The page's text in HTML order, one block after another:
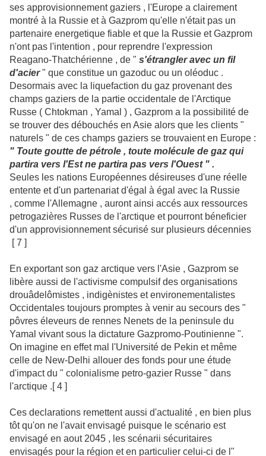
ses approvisionnement gaziers , l'Europe a clairement
montré à la Russie et à Gazprom qu'elle n'était pas un
partenaire energetique fiable et que la Russie et Gazprom
n'ont pas l'intention , pour reprendre l'expression
Reagano-Thatchérienne , de " s'étrangler avec un fil
d'acier" que constitue un gazoduc ou un oléoduc .
Desormais avec la liquefaction du gaz provenant des
champs gaziers de la partie occidentale de l'Arctique
Russe ( Chtokman , Yamal ) , Gazprom a la possibilité de
se trouver des débouchés en Asie alors que les clients "
naturels " de ces champs gaziers se trouvaient en Europe :
" Toute goutte de pétrole , toute molécule de gaz qui
partira vers l'Est ne partira pas vers l'Ouest " .
Seules les nations Européennes désireuses d'une réelle
entente et d'un partenariat d'égal à égal avec la Russie
, comme l'Allemagne , auront ainsi accés aux ressources
petrogazières Russes de l'arctique et pourront béneficier
d'un approvisionnement sécurisé sur plusieurs décennies
[ 7 ]
En exportant son gaz arctique vers l'Asie , Gazprom se
libère aussi de l'activisme compulsif des organisations
drouâdelômistes , indigènistes et environementalistes
Occidentales toujours promptes à venir au secours des "
pôvres éleveurs de rennes Nenets de la peninsule du
Yamal vivant sous la dictature Gazpromo-Poutinienne ".
On imagine en effet mal l'Université de Pekin et même
celle de New-Delhi allouer des fonds pour une étude
d'impact du " colonialisme petro-gazier Russe " dans
l'arctique .[ 4 ]
Ces declarations remettent aussi d'actualité , en bien plus
tôt qu'on ne l'avait envisagé puisque le scénario est
envisagé en aout 2045 , les scénarii sécuritaires
envisagés pour la région et en particulier celui-ci de l"